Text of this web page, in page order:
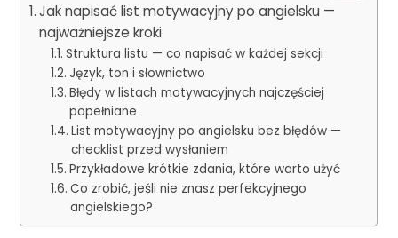
Jak napisać list motywacyjny po angielsku —
najważniejsze kroki
Struktura listu — co napisać w każdej sekcji
Język, ton i słownictwo
Błędy w listach motywacyjnych najczęściej
popełniane
List motywacyjny po angielsku bez błędów —
checklist przed wysłaniem
Przykładowe krótkie zdania, które warto użyć
Co zrobić, jeśli nie znasz perfekcyjnego
angielskiego?